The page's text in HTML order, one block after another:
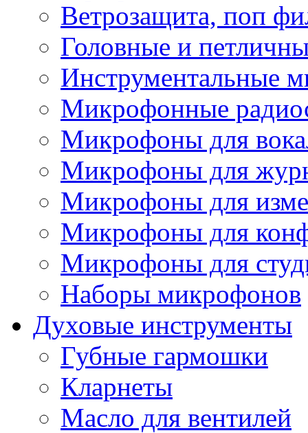
Ветрозащита, поп
Головные и
Инструментальные
Микрофонные
Микрофоны для
Микрофоны для
Микрофоны для
Микрофоны для
Микрофоны для
Наборы микрофонов
Духовые инструменты
Губные гармошки
Кларнеты
Масло для вентилей